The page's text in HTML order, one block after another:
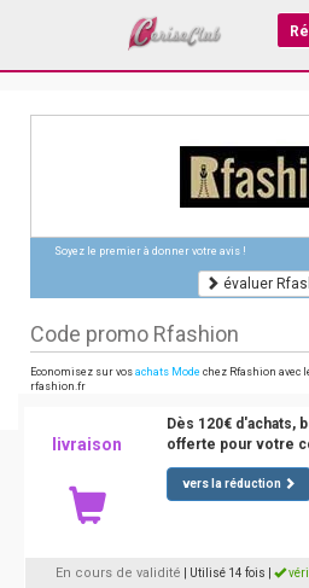
Soyez le premier à donner votre avis !
évaluer
Code promo Rfashion
Economisez sur vos achats Mode chez Rfashion
rfashion.fr
livraison
Dès 120€ d'achats,
offerte pour votre
vers la réduction
En cours de validité | Utilisé 14 fois